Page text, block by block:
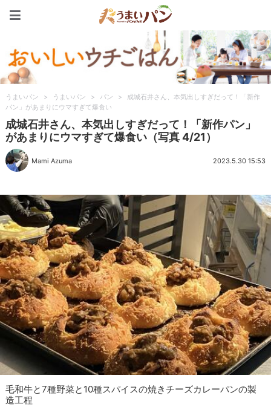
うまいパン > うまいパン > パン >
成城石井さん、本気出しすぎだって！「新作
パン」があまりにウマすぎて爆食い
成城石井さん、本気出しすぎだって！「新作パン」
があまりにウマすぎて爆食い（写真 4/21）
Mami Azuma 2023.5.30 15:53
毛和牛と7種野菜と10種スパイスの焼きチーズカレーパンの製
造工程